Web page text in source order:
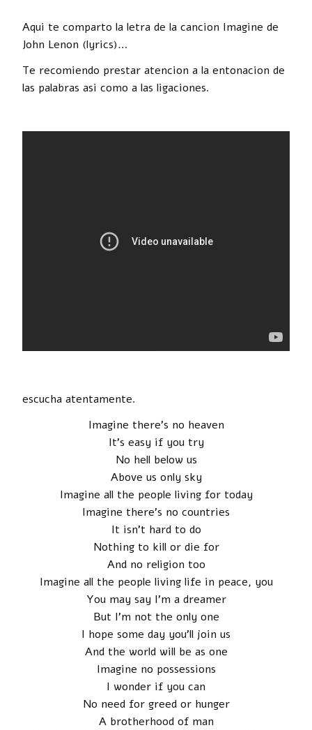
Aqui te comparto la letra de la cancion Imagine de
John Lenon (lyrics)…
Te recomiendo prestar atencion a la entonacion de
las palabras asi como a las ligaciones.
escucha atentamente.
Imagine there’s no heaven
It’s easy if you try
No hell below us
Above us only sky
Imagine all the people living for today
Imagine there’s no countries
It isn’t hard to do
Nothing to kill or die for
And no religion too
Imagine all the people living life in peace, you
You may say I’m a dreamer
But I’m not the only one
I hope some day you’ll join us
And the world will be as one
Imagine no possessions
I wonder if you can
No need for greed or hunger
A brotherhood of man